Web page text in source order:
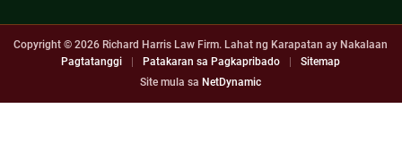
Copyright © 2026 Richard Harris Law Firm. Lahat ng Karapatan ay Nakalaan
Pagtatanggi
| Patakaran sa Pagkapribado |
Sitemap
Site mula saNetDynamic